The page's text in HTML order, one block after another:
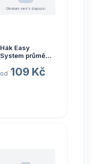
Hák Easy
System průměr
od 109 Kč